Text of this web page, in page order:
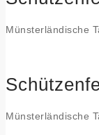
Münsterländische
Münsterländische